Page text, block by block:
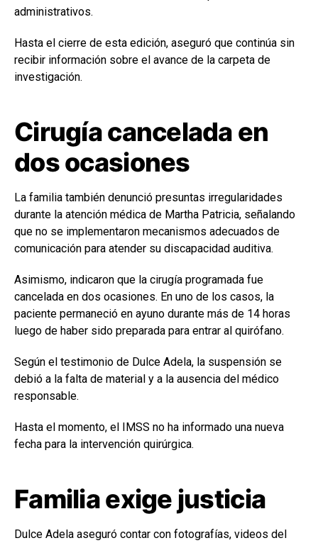
administrativos.
Hasta el cierre de esta edición, aseguró que continúa sin
recibir información sobre el avance de la carpeta de
investigación.
Cirugía cancelada en
dos ocasiones
La familia también denunció presuntas irregularidades
durante la atención médica de Martha Patricia, señalando
que no se implementaron mecanismos adecuados de
comunicación para atender su discapacidad auditiva.
Asimismo, indicaron que la cirugía programada fue
cancelada en dos ocasiones. En uno de los casos, la
paciente permaneció en ayuno durante más de 14 horas
luego de haber sido preparada para entrar al quirófano.
Según el testimonio de Dulce Adela, la suspensión se
debió a la falta de material y a la ausencia del médico
responsable.
Hasta el momento, el IMSS no ha informado una nueva
fecha para la intervención quirúrgica.
Familia exige justicia
Dulce Adela aseguró contar con fotografías, videos del